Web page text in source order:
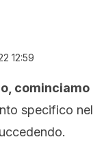
12:59
cominciamo
specifico nel